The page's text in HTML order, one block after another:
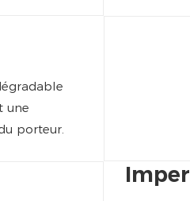
une
porteur.